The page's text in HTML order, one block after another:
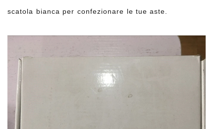
scatola bianca per confezionare le tue aste.